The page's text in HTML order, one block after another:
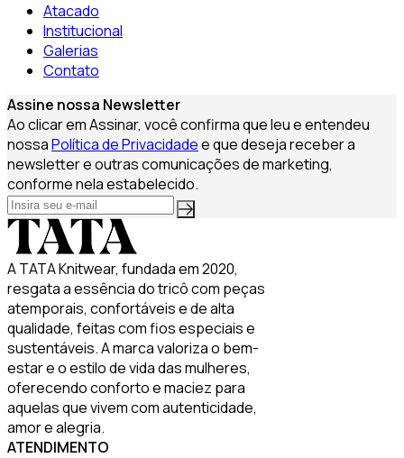
Atacado
Institucional
Galerias
Contato
Assine nossa Newsletter
Ao clicar em Assinar, você confirma que leu e entendeu
nossaPolítica de Privacidadee que deseja receber a
newsletter e outras comunicações de marketing,
conforme nela estabelecido.
A TATA Knitwear, fundada em 2020,
resgata a essência do tricô com peças
atemporais, confortáveis e de alta
qualidade, feitas com fios especiais e
sustentáveis. A marca valoriza o bem-
estar e o estilo de vida das mulheres,
oferecendo conforto e maciez para
aquelas que vivem com autenticidade,
amor e alegria.
ATENDIMENTO